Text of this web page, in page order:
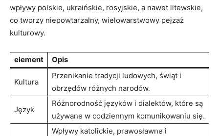
wpływy polskie, ukraińskie, rosyjskie, a nawet litewskie,
co tworzy niepowtarzalny, wielowarstwowy pejzaż
kulturowy.
element Opis
Kultura
Przenikanie tradycji ludowych, świąt i
obrzędów różnych narodów.
Język
Różnorodność języków i dialektów, które są
używane w codziennym komunikowaniu się.
Wpływy katolickie, prawosławne i